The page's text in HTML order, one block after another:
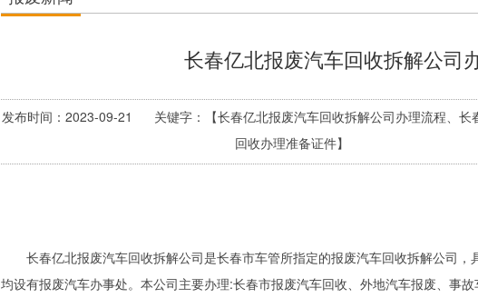
长春亿北报废汽车回收拆解公司
发布时间：2023-09-21 关键字：【长春亿北报废汽车回收拆解公司办理流程、长
回收办理准备证件】
长春亿北报废汽车回收拆解公司是长春市车管所指定的报废汽车回收拆解公司
均设有报废汽车办事处。本公司主要办理:长春市报废汽车回收、外地汽车报废、事